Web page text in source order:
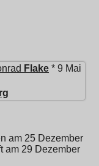
Flake * 9 Mai
am 25 Dezember
am 29 Dezember